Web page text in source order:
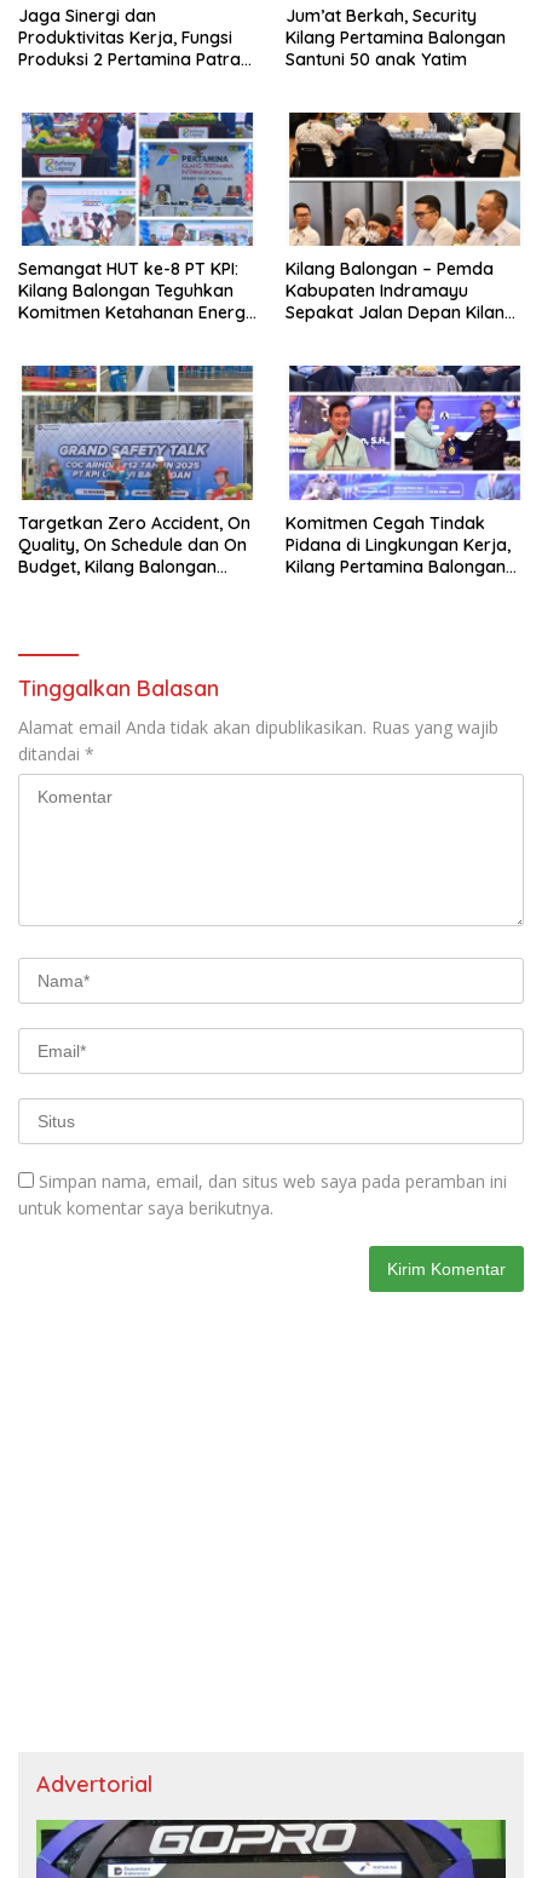
Jaga Sinergi dan
Produktivitas Kerja, Fungsi
Produksi 2 Pertamina Patra
Jum’at Berkah, Security
Kilang Pertamina Balongan
Santuni 50 anak Yatim
Semangat HUT ke-8 PT KPI:
Kilang Balongan Teguhkan
Komitmen Ketahanan Energi
Yayasan Pendidikan
Kilang Balongan – Pemda
Kabupaten Indramayu
Sepakat Jalan Depan Kilang
Sukaurip-Sukareja
Targetkan Zero Accident, On
Quality, On Schedule dan On
Budget, Kilang Balongan
Komitmen Cegah Tindak
Pidana di Lingkungan Kerja,
Kilang Pertamina Balongan
Tinggalkan Balasan
Alamat email Anda tidak akan dipublikasikan. Ruas yang wajib
ditandai *
Simpan nama, email, dan situs web saya pada peramban ini
untuk komentar saya berikutnya.
Advertorial